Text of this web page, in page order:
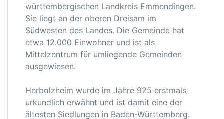
württembergischen Landkreis Emmendingen.
Sie liegt an der oberen Dreisam im
Südwesten des Landes. Die Gemeinde hat
etwa 12.000 Einwohner und ist als
Mittelzentrum für umliegende Gemeinden
ausgewiesen.
Herbolzheim wurde im Jahre 925 erstmals
urkundlich erwähnt und ist damit eine der
ältesten Siedlungen in Baden-Württemberg.